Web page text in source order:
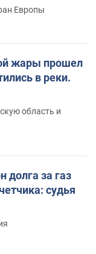
Европы
жары прошел
в реки.
область и
долга за газ
судья